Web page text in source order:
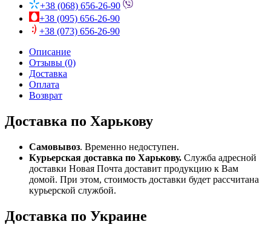
+38 (068) 656-26-90
+38 (095) 656-26-90
+38 (073) 656-26-90
Описание
Отзывы (0)
Доставка
Оплата
Возврат
Доставка по Харькову
Самовывоз. Временно недоступен.
Курьерская доставка по Харькову. Служба адресной
доставки Новая Почта доставит продукцию к Вам
домой. При этом, стоимость доставки будет рассчитана
курьерской службой.
Доставка по Украине